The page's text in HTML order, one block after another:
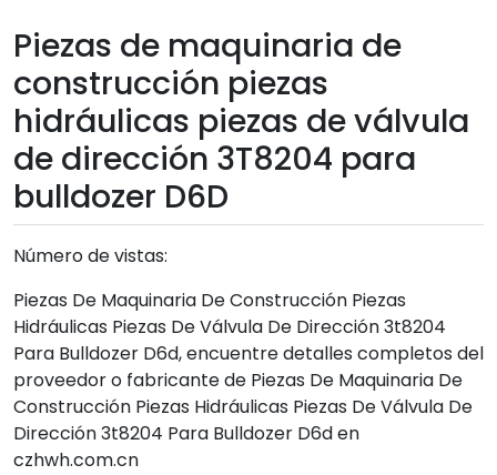
Piezas de maquinaria de
construcción piezas
hidráulicas piezas de válvula
de dirección 3T8204 para
bulldozer D6D
Número de vistas:
Piezas De Maquinaria De Construcción Piezas
Hidráulicas Piezas De Válvula De Dirección 3t8204
Para Bulldozer D6d, encuentre detalles completos del
proveedor o fabricante de Piezas De Maquinaria De
Construcción Piezas Hidráulicas Piezas De Válvula De
Dirección 3t8204 Para Bulldozer D6d en
czhwh.com.cn